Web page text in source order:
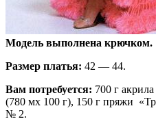
Модель выполнена крючком.
Размер платья: 42 — 44.
Вам потребуется: 700 г
(780 мх 100 г), 150 г пряжи
№ 2.